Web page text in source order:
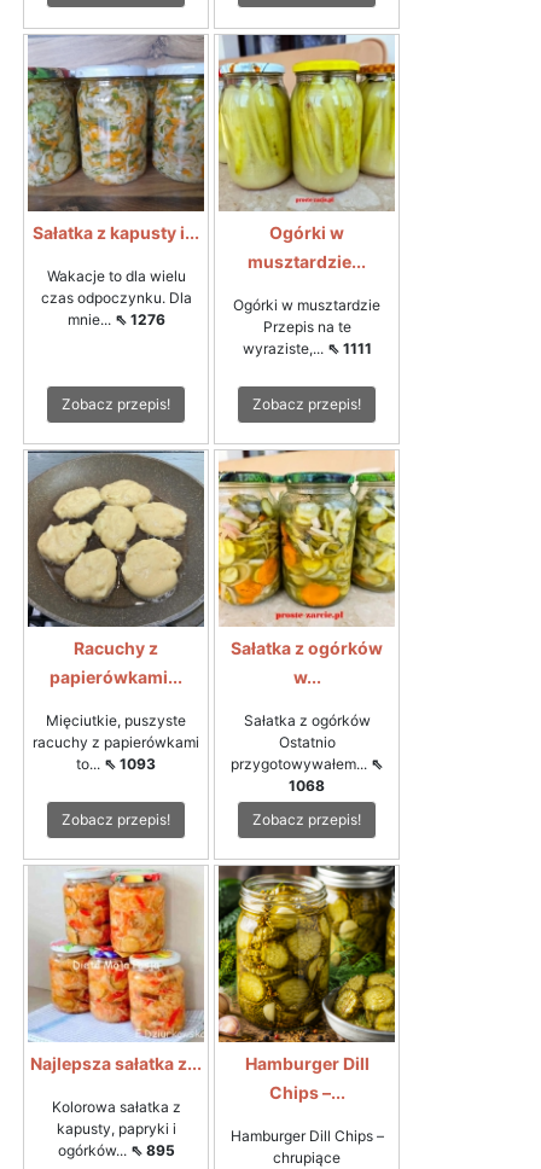
Sałatka z kapusty i...
Wakacje to dla wielu
czas odpoczynku. Dla
mnie... ⇖ 1276
Zobacz przepis!
Ogórki w
musztardzie...
Ogórki w musztardzie
Przepis na te
wyraziste,... ⇖ 1111
Zobacz przepis!
Racuchy z
papierówkami...
Mięciutkie, puszyste
racuchy z papierówkami
to... ⇖ 1093
Zobacz przepis!
Sałatka z ogórków
w...
Sałatka z ogórków
Ostatnio
przygotowywałem... ⇖
1068
Zobacz przepis!
Najlepsza sałatka z...
Kolorowa sałatka z
kapusty, papryki i
ogórków... ⇖ 895
Hamburger Dill
Chips –...
Hamburger Dill Chips –
chrupiące